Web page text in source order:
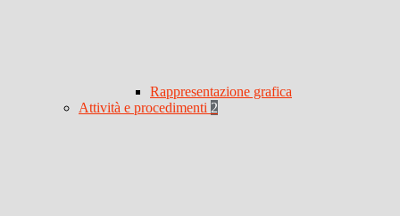
Rappresentazione grafica
Attività e procedimenti 2